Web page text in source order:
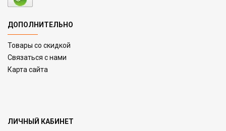
ДОПОЛНИТЕЛЬНО
Товары со скидкой
Связаться с нами
Карта сайта
ЛИЧНЫЙ КАБИНЕТ